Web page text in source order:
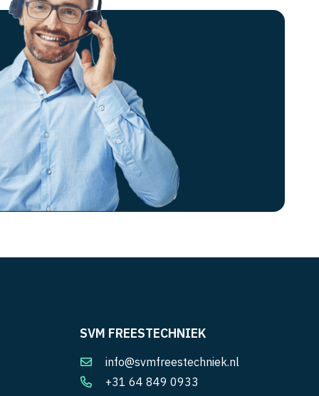
SVM FREESTECHNIEK
info@svmfreestechniek.nl
+31 64 849 0933